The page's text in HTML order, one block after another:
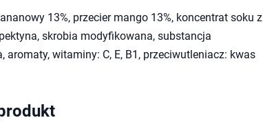
13%, przecier mango 13%, koncentrat soku z
skrobia modyfikowana, substancja
witaminy: C, E, B1, przeciwutleniacz: kwas